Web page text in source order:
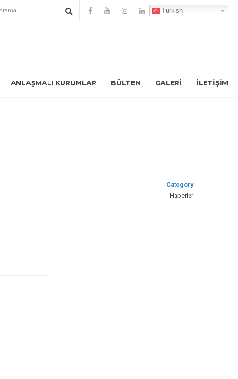
Turkish
ANLAŞMALI KURUMLAR BÜLTEN GALERI İLETIŞIM
Category
Haberler